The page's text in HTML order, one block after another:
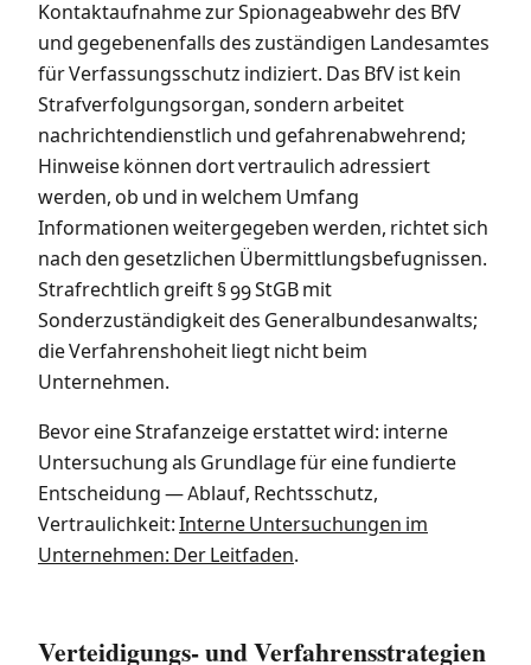
Kontaktaufnahme zur Spionageabwehr des BfV
und gegebenenfalls des zuständigen Landesamtes
für Verfassungsschutz indiziert. Das BfV ist kein
Strafverfolgungsorgan, sondern arbeitet
nachrichtendienstlich und gefahrenabwehrend;
Hinweise können dort vertraulich adressiert
werden, ob und in welchem Umfang
Informationen weitergegeben werden, richtet sich
nach den gesetzlichen Übermittlungsbefugnissen.
Strafrechtlich greift § 99 StGB mit
Sonderzuständigkeit des Generalbundesanwalts;
die Verfahrenshoheit liegt nicht beim
Unternehmen.
Bevor eine Strafanzeige erstattet wird: interne
Untersuchung als Grundlage für eine fundierte
Entscheidung — Ablauf, Rechtsschutz,
Vertraulichkeit:Interne Untersuchungen im
Unternehmen: Der Leitfaden.
Verteidigungs- und Verfahrensstrategien